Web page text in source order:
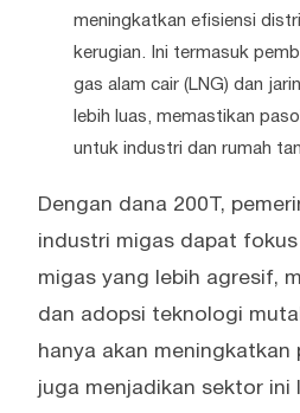
meningkatkan efisiensi
kerugian. Ini termasuk
gas alam cair (LNG) dan
lebih luas, memastikan
untuk industri dan rumah
Dengan dana 200T,
industri migas dapat
migas yang lebih agresif,
dan adopsi teknologi
hanya akan meningkatkan
juga menjadikan sektor ini